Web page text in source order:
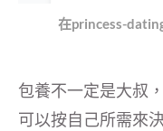
在princess-
包養不一定是大叔
可以按自己所需來